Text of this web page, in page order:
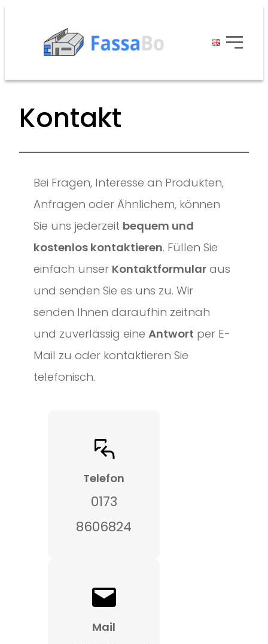
Kontakt
Bei Fragen, Interesse an Produkten,
Anfragen oder Ähnlichem, können
Sie uns jederzeit bequem und
kostenlos kontaktieren. Füllen Sie
einfach unser Kontaktformular aus
und senden Sie es uns zu. Wir
senden Ihnen daraufhin zeitnah
und zuverlässig eine Antwort per E-
Mail zu oder kontaktieren Sie
telefonisch.
Telefon
0173
8606824
Mail